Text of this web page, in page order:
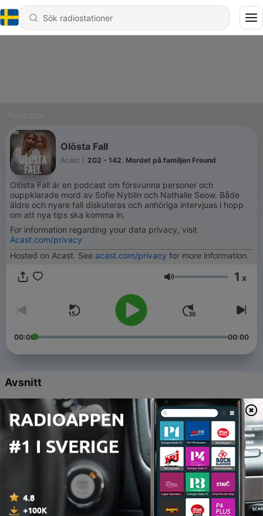
Olösta Fall
Acast 202 - 142. Mordet på familjen Freund
Olösta Fall är en podcast om försvunna personer och
ouppklarade mord av Sofie Nyblin och Nathalie Seow. Både
äldre och nyare fall diskuteras och anhöriga intervjuas i hopp
om att nya tips ska komma in.
For information regarding your data privacy, visit
Acast.com/privacy
Hosted on Acast. See acast.com/privacy for more information.
Volym 1 x
00:00 00:00
Avsnitt
202 142. Mordet på familjen Freund
24 Jan 2024
201
141. Mörtnäsmorden - Trippelmordet i
Gustavsberg
200 - 140. Kyllikki Saari - Mordet som skakade Finland
10 Jan 2024